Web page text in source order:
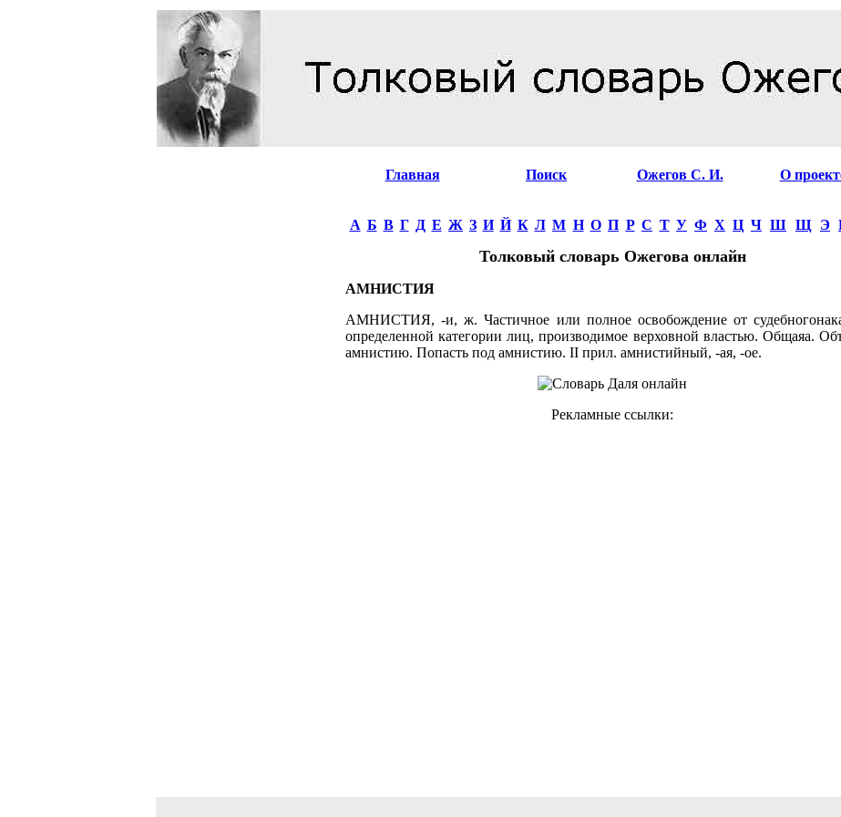
Главная Поиск Ожегов С. И. О
А Б В Г Д Е Ж З И Й К Л М Н О П Р С Т У Ф Х Ц Ч Ш Щ Э
Толковый словарь Ожегова онлайн
АМНИСТИЯ
АМНИСТИЯ, -и, ж. Частичное или полное освобождение от
определенной категории лиц, производимое верховной властью. Общаяа.
амнистию. Попасть под амнистию. II прил. амнистийный, -ая, -ое.
Рекламные ссылки: